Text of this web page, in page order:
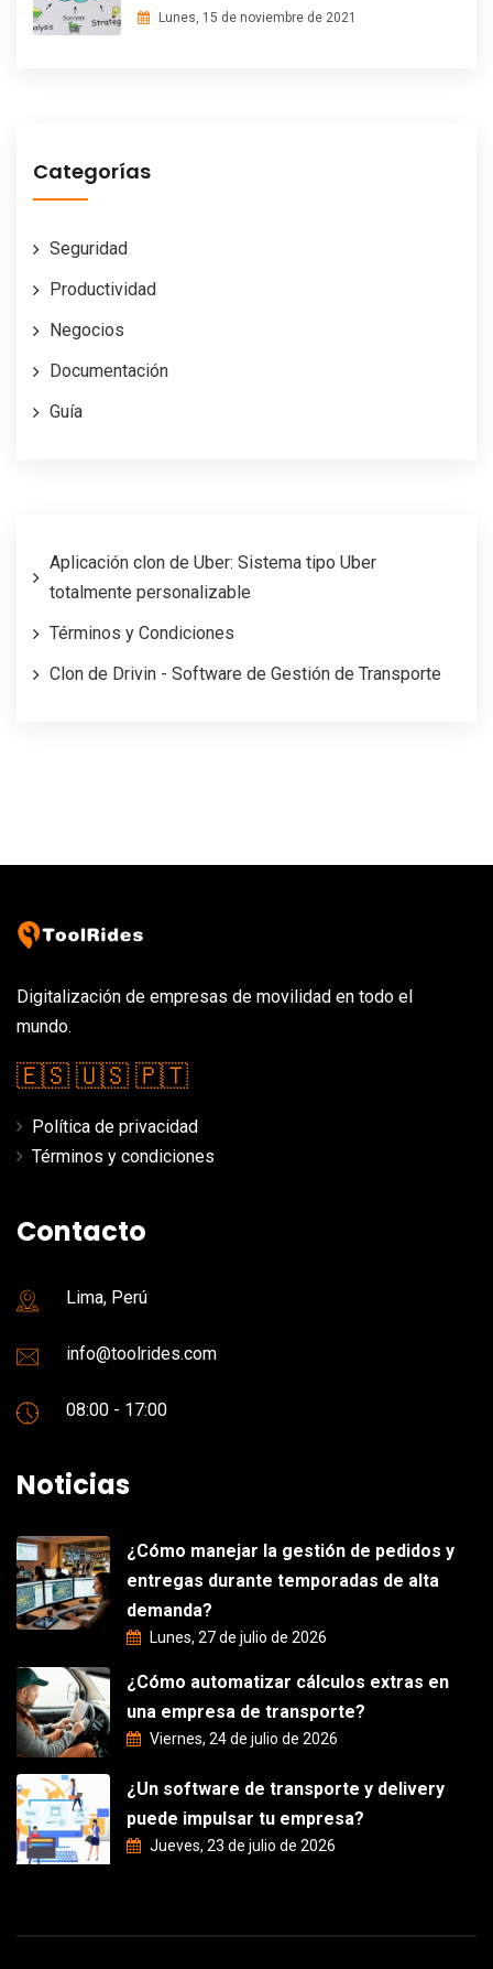
Lunes, 15 de noviembre de 2021
Categorías
Seguridad
Productividad
Negocios
Documentación
Guía
Aplicación clon de Uber: Sistema tipo Uber
totalmente personalizable
Términos y Condiciones
Clon de Drivin - Software de Gestión de Transporte
Digitalización de empresas de movilidad en todo el
mundo.
🇪🇸 🇺🇸 🇵🇹
Política de privacidad
Términos y condiciones
Contacto
Lima, Perú
info@toolrides.com
08:00 - 17:00
Noticias
¿Cómo manejar la gestión de pedidos y
entregas durante temporadas de alta
demanda?
Lunes, 27 de julio de 2026
¿Cómo automatizar cálculos extras en
una empresa de transporte?
Viernes, 24 de julio de 2026
¿Un software de transporte y delivery
puede impulsar tu empresa?
Jueves, 23 de julio de 2026